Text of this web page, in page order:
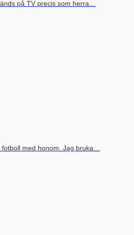
på TV precis som herra…
fotboll med honom. Jag bruka…